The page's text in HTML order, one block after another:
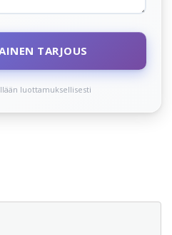
TARJOUS
luottamuksellisesti